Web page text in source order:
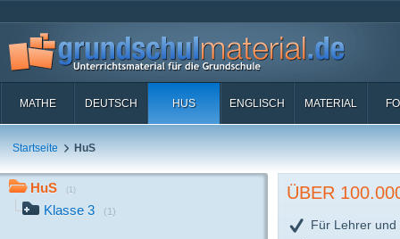
MATHE DEUTSCH HUS ENGLISCH MATERIAL
Startseite HuS
HuS (1)
Klasse 3 (1)
ÜBER
Für Lehrer und